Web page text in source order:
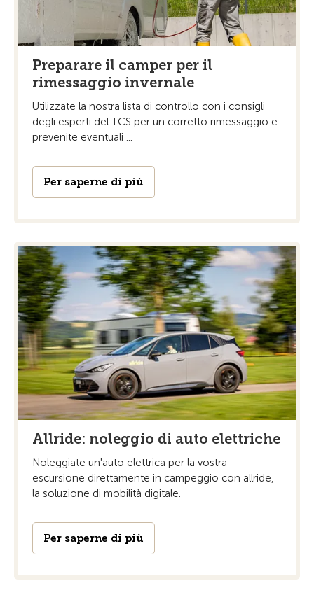
Preparare il camper per il
rimessaggio invernale
Utilizzate la nostra lista di controllo con i consigli
degli esperti del TCS per un corretto rimessaggio e
prevenite eventuali ...
Per saperne di più
Allride: noleggio di auto elettriche
Noleggiate un'auto elettrica per la vostra
escursione direttamente in campeggio con allride,
la soluzione di mobilità digitale.
Per saperne di più